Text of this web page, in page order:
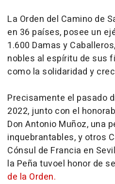
La Orden del Camino de
en 36 países, posee un
1.600 Damas y
nobles al espíritu de sus
como la solidaridad y
Precisamente el pasado
2022, junto con el
Don Antonio Muñoz, una
inquebrantables, y otros
Cónsul de Francia en
la Peña tuvoel honor de
de la Orden.